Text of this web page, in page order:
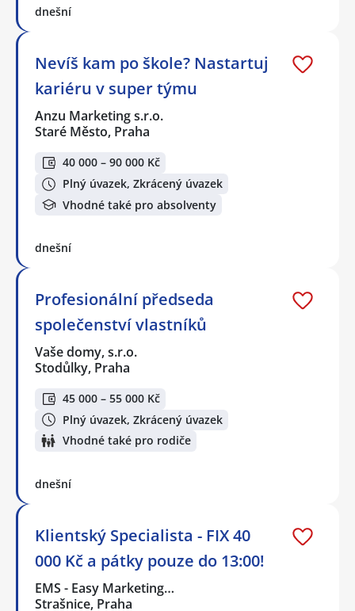
dnešní
Nevíš kam po škole? Nastartuj
kariéru v super týmu
Anzu Marketing s.r.o.
Staré Město, Praha
40 000 – 90 000 Kč
Plný úvazek, Zkrácený úvazek
Vhodné také pro absolventy
dnešní
Profesionální předseda
společenství vlastníků
Vaše domy, s.r.o.
Stodůlky, Praha
45 000 – 55 000 Kč
Plný úvazek, Zkrácený úvazek
Vhodné také pro rodiče
dnešní
Klientský Specialista - FIX 40
000 Kč a pátky pouze do 13:00!
EMS - Easy Marketing…
Strašnice, Praha